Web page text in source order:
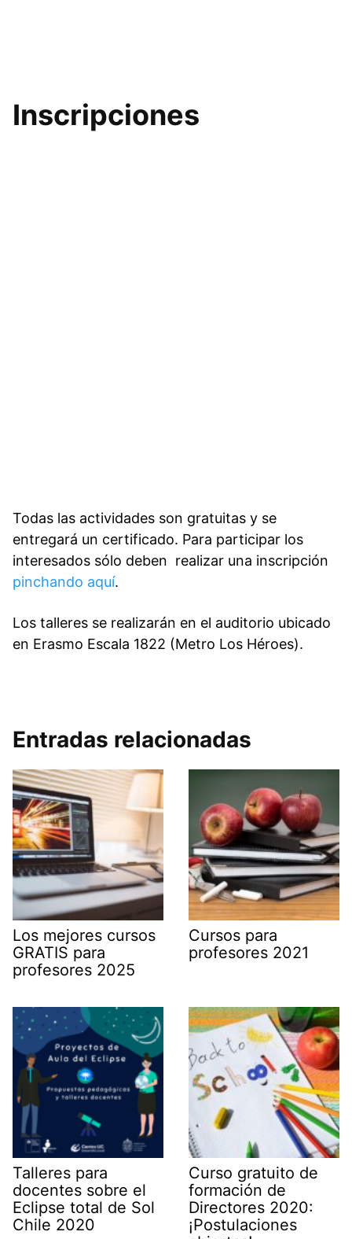
Inscripciones
Todas las actividades son gratuitas y se
entregará un certificado. Para participar los
interesados sólo deben realizar una inscripción
pinchando aquí.
Los talleres se realizarán en el auditorio ubicado
en Erasmo Escala 1822 (Metro Los Héroes).
Entradas relacionadas
Los mejores cursos
GRATIS para
profesores 2025
Cursos para
profesores 2021
Talleres para
docentes sobre el
Eclipse total de Sol
Chile 2020
Curso gratuito de
formación de
Directores 2020:
¡Postulaciones